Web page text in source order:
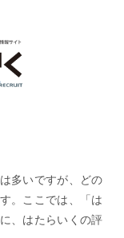
多いですが、どの
。ここでは、「は
、はたらいくの評